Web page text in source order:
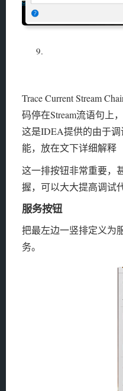
Trace Current Stream
码停在Stream流语句上
这是IDEA提供的由于调
能，放在文下详细解释
这一排按钮非常重要，
握，可以大大提高调试
服务按钮
把最左边一竖排定义为
务。